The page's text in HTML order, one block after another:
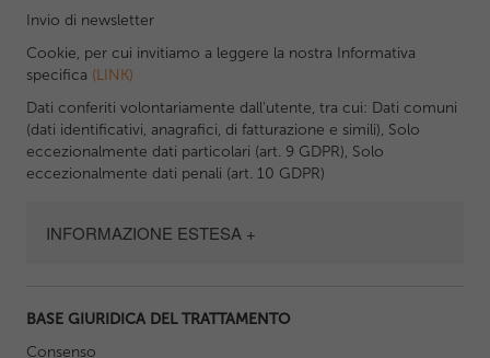
Invio di newsletter
Cookie, per cui invitiamo a leggere la nostra Informativa
specifica (LINK)
Dati conferiti volontariamente dall'utente, tra cui: Dati comuni
(dati identificativi, anagrafici, di fatturazione e simili), Solo
eccezionalmente dati particolari (art. 9 GDPR), Solo
eccezionalmente dati penali (art. 10 GDPR)
INFORMAZIONE ESTESA +
BASE GIURIDICA DEL TRATTAMENTO
Consenso